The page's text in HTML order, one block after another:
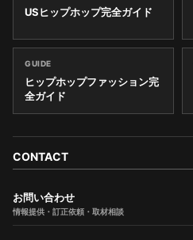
USヒップホップ完全ガイド
GUIDE
ヒップホップファッション完
全ガイド
CONTACT
お問い合わせ
情報提供・訂正依頼・取材相談